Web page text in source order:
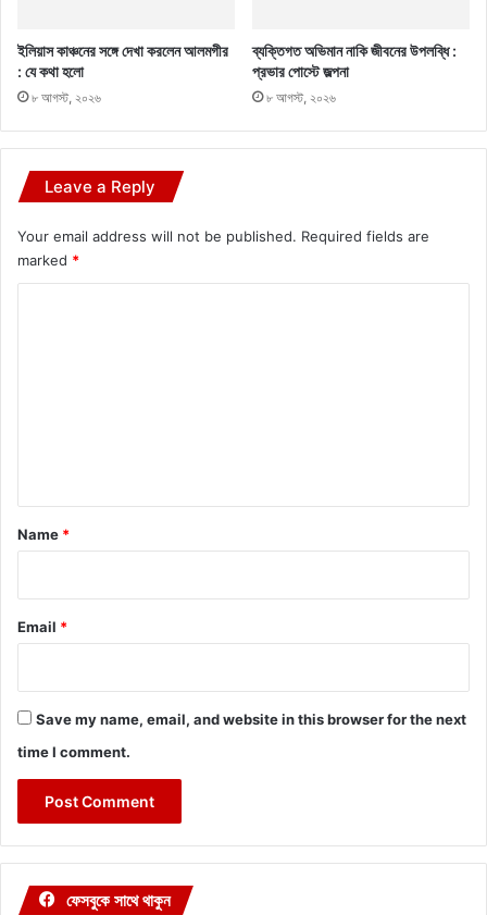
ইলিয়াস কাঞ্চনের সঙ্গে দেখা করলেন আলমগীর
: যে কথা হলো
৮ আগস্ট, ২০২৬
ব্যক্তিগত অভিমান নাকি জীবনের উপলব্ধি :
প্রভার পোস্টে জল্পনা
৮ আগস্ট, ২০২৬
Leave a Reply
Your email address will not be published. Required fields are
marked *
*
Name *
Email *
Save my name, email, and website in this browser for the next
time I comment.
ফেসবুকে সাথে থাকুন